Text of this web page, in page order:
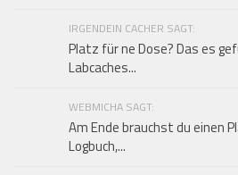
IRGENDEIN CACHER SAGT:
Platz für ne Dose? Das es
Labcaches...
WEBMICHA SAGT:
Am Ende brauchst du einen
Logbuch,...